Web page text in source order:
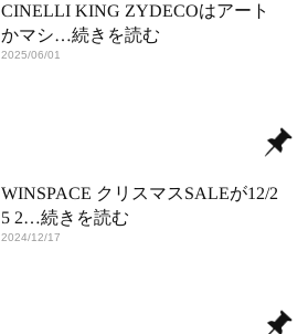
CINELLI KING ZYDECOはアート
かマシ…続きを読む
2025/06/01
WINSPACE クリスマスSALEが12/2
5 2…続きを読む
2024/12/17